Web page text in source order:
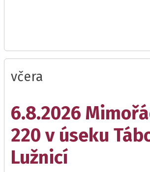
včera
6.8.2026
220 v úseku
Lužnicí